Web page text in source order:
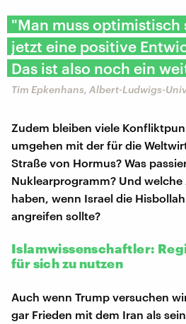
"Man muss optimistisch
jetzt eine positive
Das ist also noch ein
Tim Epkenhans, Albert-Ludwigs-
Zudem bleiben viele
umgehen mit der für die
Straße von Hormus? Was
Nuklearprogramm? Und
haben, wenn Israel die
angreifen sollte?
Islamwissenschaftler:
für sich zu nutzen
Auch wenn Trump versuchen
gar Frieden mit dem Iran als